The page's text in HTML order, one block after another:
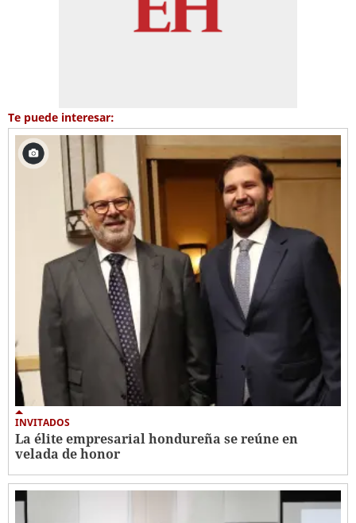
Te puede interesar:
INVITADOS
La élite empresarial hondureña se reúne en
velada de honor